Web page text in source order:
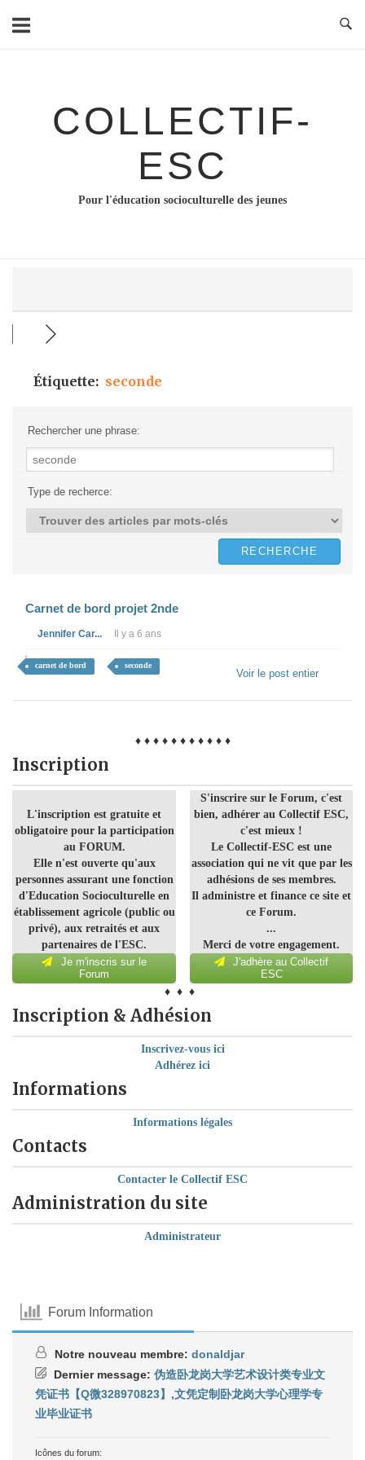
COLLECTIF-
ESC
Pour l'éducation socioculturelle des jeunes
Étiquette: seconde
Rechercher une phrase:
Type de recherce:
Carnet de bord projet 2nde
Jennifer Car... Il y a 6 ans
carnet de bord seconde
Voir le post entier
♦ ♦ ♦ ♦ ♦ ♦ ♦ ♦ ♦ ♦ ♦
Inscription
L'inscription est gratuite et
obligatoire pour la participation
au FORUM.
Elle n'est ouverte qu'aux
personnes assurant une fonction
d'Education Socioculturelle en
établissement agricole (public ou
privé), aux retraités et aux
partenaires de l'ESC.
Je m'inscris sur le
Forum
S'inscrire sur le Forum, c'est
bien, adhérer au Collectif ESC,
c'est mieux !
Le Collectif-ESC est une
association qui ne vit que par les
adhésions de ses membres.
Il administre et finance ce site et
ce Forum.
...
Merci de votre engagement.
J'adhère au Collectif
ESC
♦ ♦ ♦
Inscription & Adhésion
Inscrivez-vous ici
Adhérez ici
Informations
Informations légales
Contacts
Contacter le Collectif ESC
Administration du site
Administrateur
Forum Information
Notre nouveau membre: donaldjar
Dernier message: 伪造卧龙岗大学艺术设计类专业文
凭证书【Q微328970823】,文凭定制卧龙岗大学心理学专
业毕业证书
Icônes du forum: